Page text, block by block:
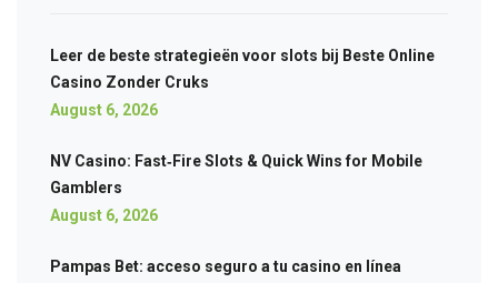
Leer de beste strategieën voor slots bij Beste Online
Casino Zonder Cruks
August 6, 2026
NV Casino: Fast‑Fire Slots & Quick Wins for Mobile
Gamblers
August 6, 2026
Pampas Bet: acceso seguro a tu casino en línea